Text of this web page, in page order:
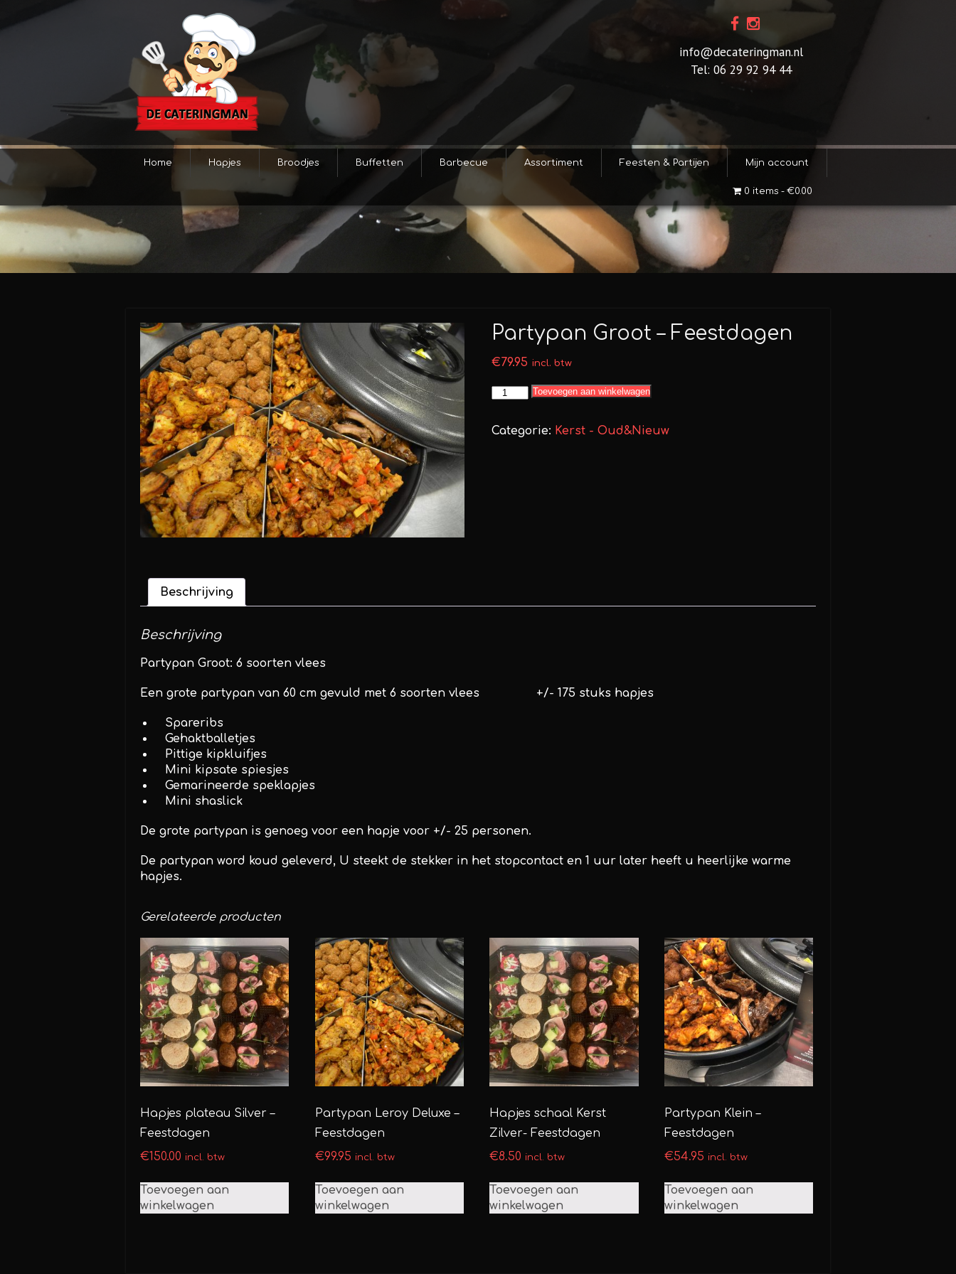
info@decateringman.nl
Tel: 06 29 92 94 44
Home Hapjes Broodjes Buffetten Barbecue Assortiment Feesten & Partijen Mijn account
0 items €0.00
Partypan Groot – Feestdagen
€79.95 incl. btw
Partypan
-
Feestdagen
Toevoegen aan winkelwagen
Categorie: Kerst - Oud&Nieuw
Beschrijving
Beschrijving
Partypan Groot: 6 soorten vlees
Een grote partypan van 60 cm gevuld met 6 soorten vlees +/- 175 stuks hapjes
Spareribs
Gehaktballetjes
Pittige kipkluifjes
Mini kipsate spiesjes
Gemarineerde speklapjes
Mini shaslick
De grote partypan is genoeg voor een hapje voor +/- 25 personen.
De partypan word koud geleverd, U steekt de stekker in het stopcontact en 1 uur later heeft u heerlijke warme
hapjes.
Gerelateerde producten
Hapjes plateau Silver –
Feestdagen
€150.00 incl. btw
Toevoegen aan
winkelwagen
Partypan Leroy Deluxe –
Feestdagen
€99.95 incl. btw
Toevoegen aan
winkelwagen
Hapjes schaal Kerst
Zilver- Feestdagen
€8.50 incl. btw
Toevoegen aan
winkelwagen
Partypan Klein –
Feestdagen
€54.95 incl. btw
Toevoegen aan
winkelwagen